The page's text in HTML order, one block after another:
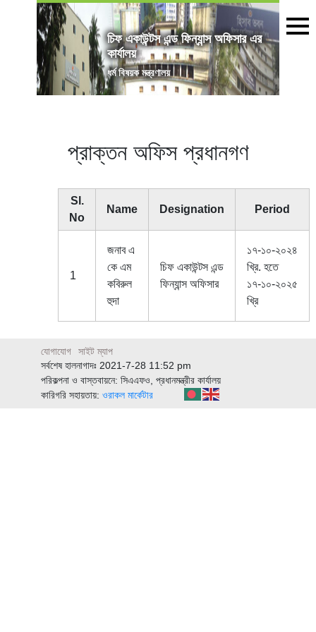
চিফ একাউন্টস এন্ড ফিন্যান্স অফিসার এর
কার্যালয়
ধর্ম বিষয়ক মন্ত্রণালয়
প্রাক্তন অফিস প্রধানগণ
Sl.
No
Name Designation Period
1
জনাব এ
কে এম
কবিরুল
হুদা
চিফ একাউন্টস এন্ড
ফিন্যান্স অফিসার
১৭-১০-২০২৪
খ্রি. হতে
১৭-১০-২০২৫
খ্রি
যোগাযোগ
সাইট ম্যাপ
সর্বশেষ হালনাগাদঃ 2021-7-28 11:52 pm
পরিকল্পনা ও বাস্তবায়নে: সিএএফও, প্রধানমন্ত্রীর কার্যালয়
কারিগরি সহায়তায়: ওরাকল মার্কেটার